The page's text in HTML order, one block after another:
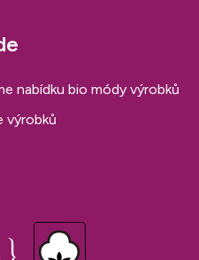
nabídku bio módy výrobků
výrobků